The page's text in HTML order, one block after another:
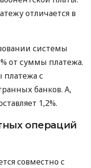
отличается в
системы
от суммы платежа.
платежа с
банков. А,
1,2%.
операций
совместно с